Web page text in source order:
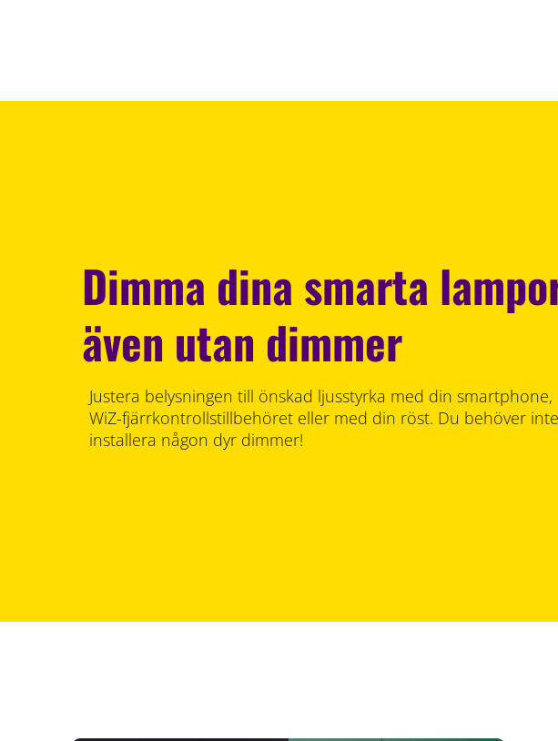
Dimma dina smarta
även utan dimmer
Justera belysningen till önskad ljusstyrka med din smartphone,
WiZ-fjärrkontrollstillbehöret eller med din röst. Du behöver inte
installera någon dyr dimmer!